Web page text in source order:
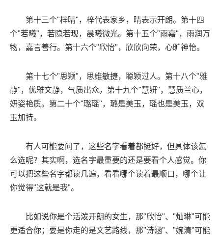
第十三个"梓晴"，梓代表家乡，晴表示开朗。第十四
个"若曦"，若隐若现，晨曦微光。第十五个"雨嘉"，雨润万
物，嘉言善行。第十六个"欣怡"，欣欣向荣，心旷神怡。
第十七个"思颖"，思维敏捷，聪颖过人。第十八个"雅
静"，优雅文静，气质出众。第十九个"慧妍"，慧质兰心，
妍姿艳质。第二十个"璐瑶"，璐是美玉，瑶也是美玉，双
玉加持。
有人可能要问了，这些名字看着都挺好，但具体该怎
么选呢？其实啊，选名字最重要的还是要看个人感觉。你
可以把这些名字都读几遍，看看哪个读着最顺口，哪个让
你觉得"这就是我"。
比如说你是个活泼开朗的女生，那"欣怡"、"灿琳"可能
更适合你；要是你走的是文艺路线，那"诗涵"、"婉清"可能